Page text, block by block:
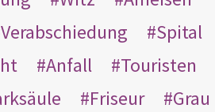
Verabschiedung
Spital
Anfall
Touristen
Friseur
Grau